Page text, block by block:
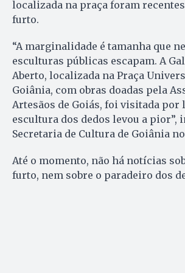
localizada na praça foram
furto.
“A marginalidade é tamanha que
esculturas públicas escapam. A
Aberto, localizada na Praça
Goiânia, com obras doadas pela
Artesãos de Goiás, foi visitada por
escultura dos dedos levou a pior”,
Secretaria de Cultura de Goiânia
Até o momento, não há notícias
furto, nem sobre o paradeiro dos